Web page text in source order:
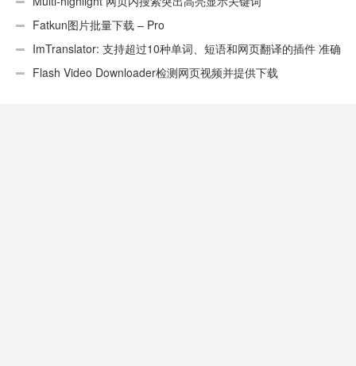
Fatkun图片批量下载 – Pro
ImTranslator: 支持超过10种单词、短语和网页翻译的插件 准确
性不错Flash Video Downloader检测网页视频并提供下载